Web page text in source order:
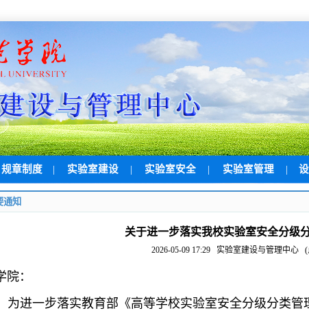
规章制度 | 实验室建设 | 实验室安全 | 实验室管理 |
通知
关于进一步落实我校实验室安全分级
2026-05-09 17:29 实验室建设与管理中心 (
院：
为进一步落实教育部《高等学校实验室安全分级分类